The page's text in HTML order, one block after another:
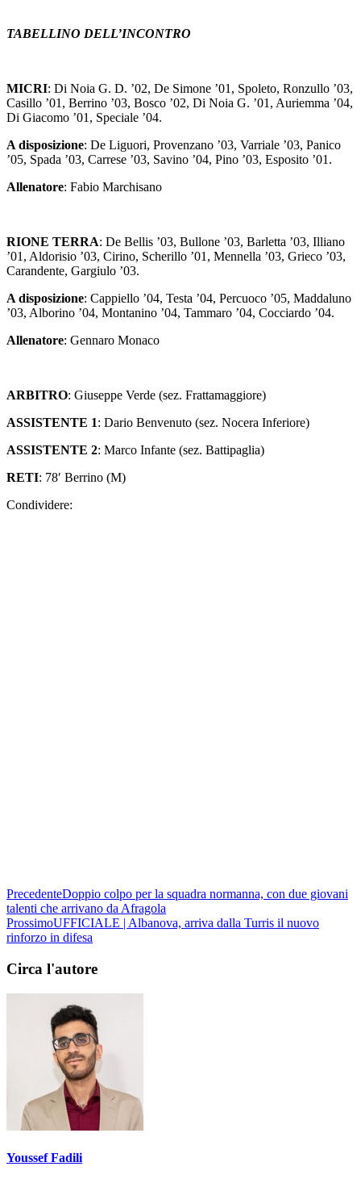
TABELLINO DELL’INCONTRO
MICRI: Di Noia G. D. ’02, De Simone ’01, Spoleto, Ronzullo ’03,
Casillo ’01, Berrino ’03, Bosco ’02, Di Noia G. ’01, Auriemma ’04,
Di Giacomo ’01, Speciale ’04.
A disposizione: De Liguori, Provenzano ’03, Varriale ’03, Panico
’05, Spada ’03, Carrese ’03, Savino ’04, Pino ’03, Esposito ’01.
Allenatore: Fabio Marchisano
RIONE TERRA: De Bellis ’03, Bullone ’03, Barletta ’03, Illiano
’01, Aldorisio ’03, Cirino, Scherillo ’01, Mennella ’03, Grieco ’03,
Carandente, Gargiulo ’03.
A disposizione: Cappiello ’04, Testa ’04, Percuoco ’05, Maddaluno
’03, Alborino ’04, Montanino ’04, Tammaro ’04, Cocciardo ’04.
Allenatore: Gennaro Monaco
ARBITRO: Giuseppe Verde (sez. Frattamaggiore)
ASSISTENTE 1: Dario Benvenuto (sez. Nocera Inferiore)
ASSISTENTE 2: Marco Infante (sez. Battipaglia)
RETI: 78′ Berrino (M)
Condividere:
PrecedenteDoppio colpo per la squadra normanna, con due giovani
talenti che arrivano da Afragola
ProssimoUFFICIALE | Albanova, arriva dalla Turris il nuovo
rinforzo in difesa
Circa l'autore
Youssef Fadili